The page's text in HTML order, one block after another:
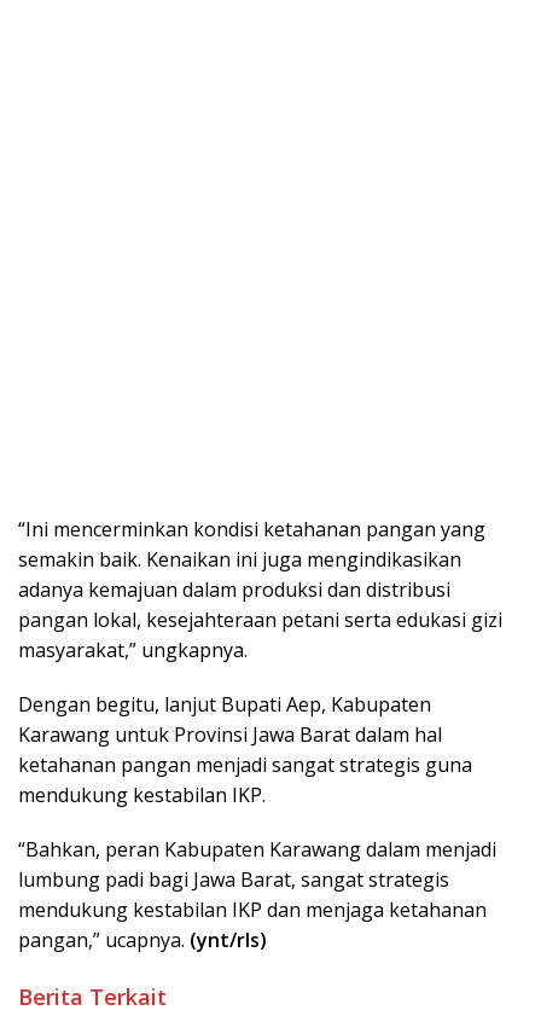
“Ini mencerminkan kondisi ketahanan pangan yang
semakin baik. Kenaikan ini juga mengindikasikan
adanya kemajuan dalam produksi dan distribusi
pangan lokal, kesejahteraan petani serta edukasi gizi
masyarakat,” ungkapnya.
Dengan begitu, lanjut Bupati Aep, Kabupaten
Karawang untuk Provinsi Jawa Barat dalam hal
ketahanan pangan menjadi sangat strategis guna
mendukung kestabilan IKP.
“Bahkan, peran Kabupaten Karawang dalam menjadi
lumbung padi bagi Jawa Barat, sangat strategis
mendukung kestabilan IKP dan menjaga ketahanan
pangan,” ucapnya. (ynt/rls)
Berita Terkait